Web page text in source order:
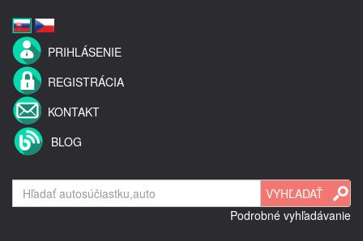
PRIHLÁSENIE
REGISTRÁCIA
KONTAKT
BLOG
Podrobné vyhľadávanie